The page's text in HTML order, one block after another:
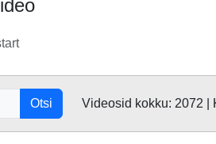
Otsi Videosid kokku: 2072 |